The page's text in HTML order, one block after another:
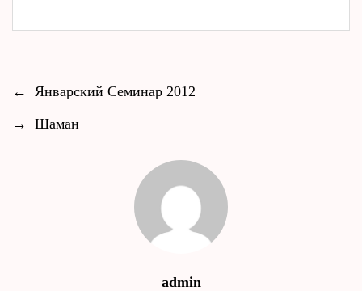
←
Январский Семинар 2012
→
Шаман
admin